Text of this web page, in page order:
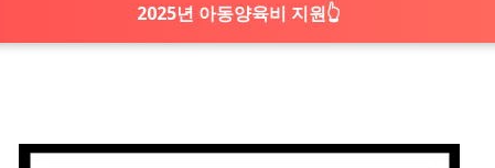
2025년 아동양육비 지원👆